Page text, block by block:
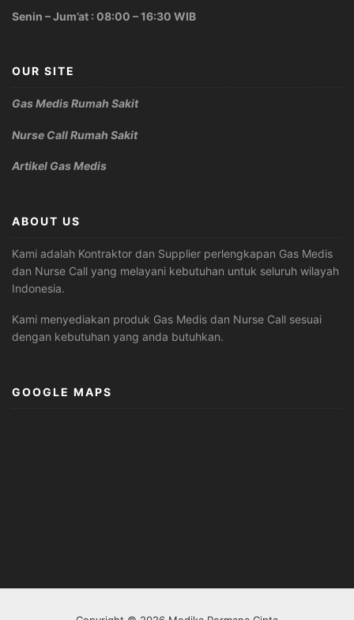
Senin – Jum’at : 08:00 – 16:30 WIB
OUR SITE
Gas Medis Rumah Sakit
Nurse Call Rumah Sakit
Artikel Gas Medis
ABOUT US
Kami adalah Kontraktor dan Supplier perlengkapan Gas Medis
dan Nurse Call yang melayani kebutuhan untuk seluruh wilayah
Indonesia.
Kami menyediakan produk Gas Medis dan Nurse Call sesuai
dengan kebutuhan yang anda butuhkan.
GOOGLE MAPS